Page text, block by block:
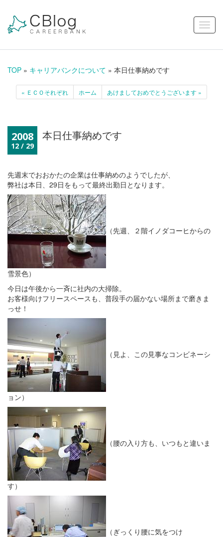
TOP » キャリアバンクについて » 本日仕事納めです
« ＥＣＯそれぞれ ホーム あけましておめでとうございます »
2008
12 / 29
本日仕事納めです
先週末でおおかたの企業は仕事納めのようでしたが、
弊社は本日、29日をもって最終出勤日となります。
（先週、２階イノダコーヒからの
雪景色）
今日は午後から一斉に社内の大掃除。
お客様向けフリースペースも、普段手の届かない場所まで磨きま
っせ！
（見よ、この見事なコンビネーシ
ョン）
（腰の入り方も、いつもと違いま
す）
（ぎっくり腰に気をつけ